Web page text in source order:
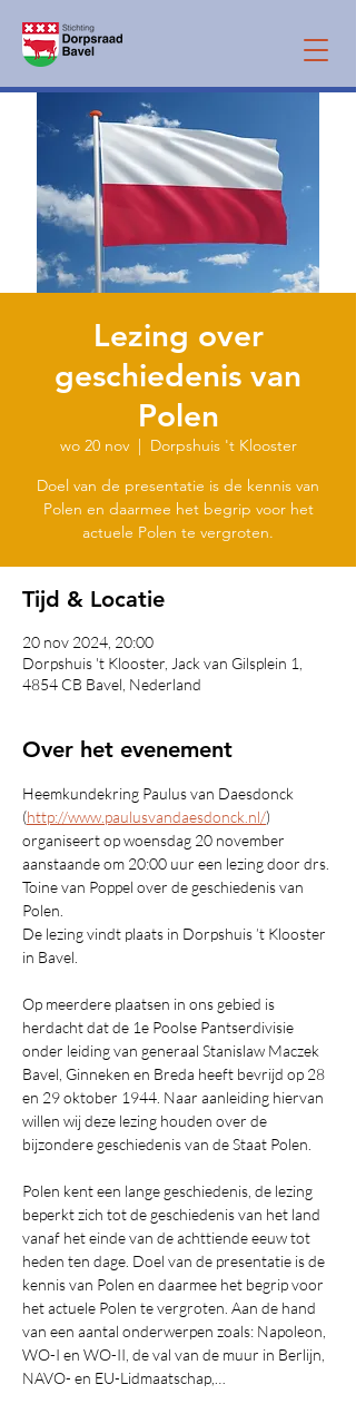
Lezing over
geschiedenis van
Polen
wo 20 nov
  |
Dorpshuis 't Klooster
Doel van de presentatie is de kennis van
Polen en daarmee het begrip voor het
actuele Polen te vergroten.
Tijd & Locatie
20 nov 2024, 20:00
Dorpshuis 't Klooster, Jack van Gilsplein 1,
4854 CB Bavel, Nederland
Over het evenement
Heemkundekring Paulus van Daesdonck
(http://www.paulusvandaesdonck.nl/)
organiseert op woensdag 20 november
aanstaande om 20:00 uur een lezing door drs.
Toine van Poppel over de geschiedenis van
Polen.
De lezing vindt plaats in Dorpshuis ’t Klooster
in Bavel.
Op meerdere plaatsen in ons gebied is
herdacht dat de 1e Poolse Pantserdivisie
onder leiding van generaal Stanislaw Maczek
Bavel, Ginneken en Breda heeft bevrijd op 28
en 29 oktober 1944. Naar aanleiding hiervan
willen wij deze lezing houden over de
bijzondere geschiedenis van de Staat Polen.
Polen kent een lange geschiedenis, de lezing
beperkt zich tot de geschiedenis van het land
vanaf het einde van de achttiende eeuw tot
heden ten dage. Doel van de presentatie is de
kennis van Polen en daarmee het begrip voor
het actuele Polen te vergroten. Aan de hand
van een aantal onderwerpen zoals: Napoleon,
WO-I en WO-II, de val van de muur in Berlijn,
NAVO- en EU-Lidmaatschap,…